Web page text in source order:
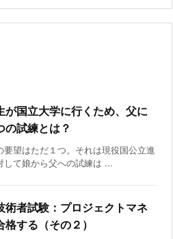
が国立大学に行くため、父に
の試練とは？
要望はただ１つ。それは現役国公立進
して娘から父への試練は ...
術者試験：プロジェクトマネ
格する（その２）